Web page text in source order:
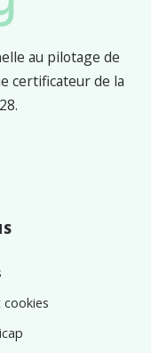
au pilotage de
certificateur de la
cookies